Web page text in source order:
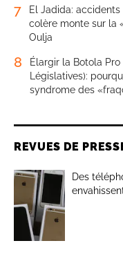
7
El Jadida:
colère monte sur la
Oulja
8
Élargir la Botola
Législatives):
syndrome des
REVUES DE
Des